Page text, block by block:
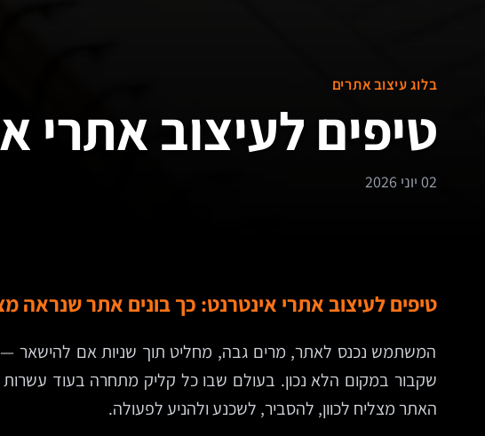
בלוג עיצוב אתרים
טיפים לעיצוב אתרי
02 יוני 2026
טיפים לעיצוב אתרי אינטרנט: כך בונים אתר שנראה
המשתמש נכנס לאתר, מרים גבה, מחליט תוך שניות אם להישאר
שקבור במקום הלא נכון. בעולם שבו כל קליק מתחרה בעוד
האתר מצליח לכוון, להסביר, לשכנע ולהניע לפעולה.